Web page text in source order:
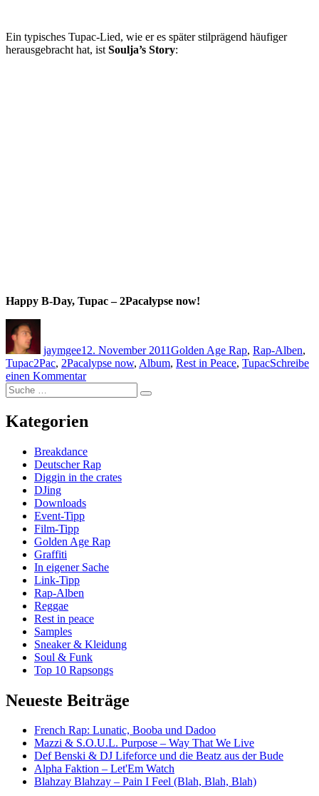
Ein typisches Tupac-Lied, wie er es später stilprägend häufiger
herausgebracht hat, ist Soulja’s Story:
Happy B-Day, Tupac – 2Pacalypse now!
jaymgee12. November 2011Golden Age Rap, Rap-Alben,
TupacSchlagwörter
2Pac, 2Pacalypse now, Album, Rest in Peace, TupacSchreibe
einen Kommentarzu
Jahre:
–
now
Suche
nach:
Suche
Kategorien
Breakdance
Deutscher Rap
Diggin in the crates
DJing
Downloads
Event-Tipp
Film-Tipp
Golden Age Rap
Graffiti
In eigener Sache
Link-Tipp
Rap-Alben
Reggae
Rest in peace
Samples
Sneaker & Kleidung
Soul & Funk
Top 10 Rapsongs
Neueste Beiträge
French Rap: Lunatic, Booba und Dadoo
Mazzi & S.O.U.L. Purpose – Way That We Live
Def Benski & DJ Lifeforce und die Beatz aus der Bude
Alpha Faktion – Let'Em Watch
Blahzay Blahzay – Pain I Feel (Blah, Blah, Blah)